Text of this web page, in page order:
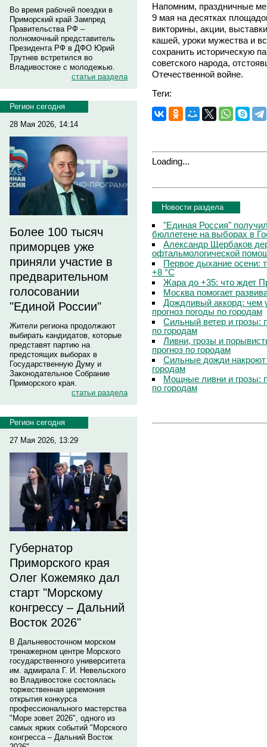
Во время рабочей поездки в
Приморский край Зампред
Правительства РФ –
полномочный представитель
Президента РФ в ДФО Юрий
Трутнев встретился во
Владивостоке с молодежью.
статьи раздела
Регион сегодня
28 Мая 2026, 14:14
Более 100 тысяч
приморцев уже
приняли участие в
предварительном
голосовании
"Единой России"
Жители региона продолжают
выбирать кандидатов, которые
представят партию на
предстоящих выборах в
Государственную Думу и
Законодательное Собрание
Приморского края.
статьи раздела
Регион сегодня
27 Мая 2026, 13:29
Губернатор
Приморского края
Олег Кожемяко дал
старт "Морскому
конгрессу – Дальний
Восток 2026"
В Дальневосточном морском
тренажерном центре Морского
государственного университета
им. адмирала Г. И. Невельского
во Владивостоке состоялась
торжественная церемония
открытия конкурса
профессионального мастерства
"Море зовет 2026", одного из
самых ярких событий "Морского
конгресса – Дальний Восток
Напомним, праздничные
9 мая на десятках
викторины, акции,
кашей, уроки мужества и
сохранить историческую
советского народа,
Отечественной войне.
Теги:
Loading...
Новости раздела
"Единая Россия"
бюллетене на выборах в
Александр Щербаков
офтальмологической
Первое дыхание осени:
+8 °C
Жара до +35: что ждет
Москва помогает
Дождливый аккорд: чем
прогноз погоды по городам
Сильный ветер и грозы:
по городам
Ливни, грозы и
прогноз по городам
Сильные дожди
городам
Мощные ливни и грозы:
по городам